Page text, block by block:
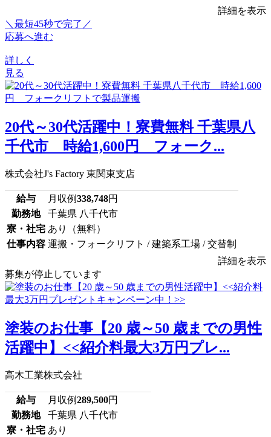
詳細を表示
＼最短45秒で完了／
応募へ進む
詳しく
見る
20代～30代活躍中！寮費無料 千葉県八
千代市 時給1,600円 フォーク...
株式会社J's Factory 東関東支店
給与 月収例338,748円
勤務地
千葉県 八千代市
寮・社宅 あり（無料）
仕事内容 運搬・フォークリフト / 建築系工場 / 交替制
詳細を表示
募集が停止しています
塗装のお仕事【20 歳～50 歳までの男性
活躍中】<<紹介料最大3万円プレ...
高木工業株式会社
給与 月収例289,500円
勤務地
千葉県 八千代市
寮・社宅 あり